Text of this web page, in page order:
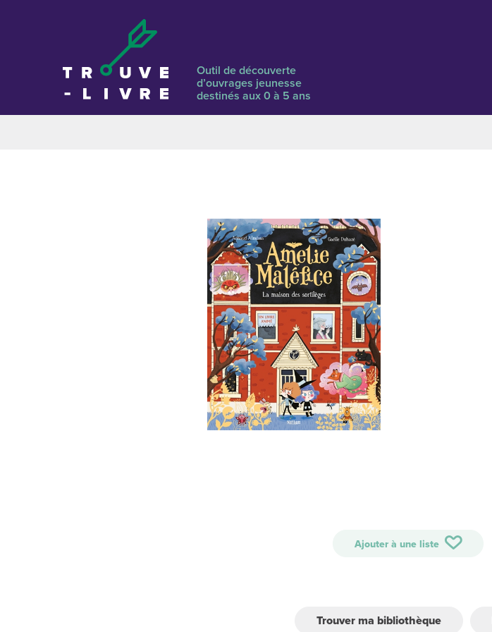
Outil de découverte
d’ouvrages jeunesse
destinés aux 0 à 5 ans
Ajouter à une liste
Trouver ma bibliothèque